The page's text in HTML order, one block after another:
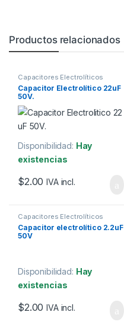
Productos relacionados
Capacitores Electrolíticos
Capacitor Electrolítico 22uF
50V.
Disponibilidad: Hay
existencias
$2.00 IVA incl.
Capacitores Electrolíticos
Capacitor electrolítico 2.2uF
50V
Disponibilidad: Hay
existencias
$2.00 IVA incl.